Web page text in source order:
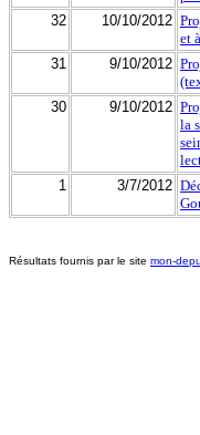
32 10/10/2012
et
31 9/10/2012
30 9/10/2012
la
1 3/7/2012
Résultats fournis par le site mon-